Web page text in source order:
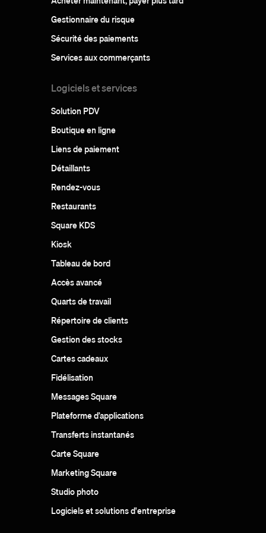
Gestionnaire du risque
Sécurité des paiements
Services aux commerçants
Logiciels et services
Solution PDV
Boutique en ligne
Liens de paiement
Détaillants
Rendez-vous
Restaurants
Square KDS
Kiosk
Tableau de bord
Accès avancé
Quarts de travail
Répertoire de clients
Gestion des stocks
Cartes cadeaux
Fidélisation
Messages Square
Plateforme d’applications
Transferts instantanés
Carte Square
Marketing Square
Studio photo
Logiciels et solutions d'entreprise